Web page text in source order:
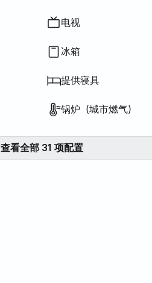
电视
冰箱
提供寝具
锅炉（城市燃气）
查看全部 31 项配置